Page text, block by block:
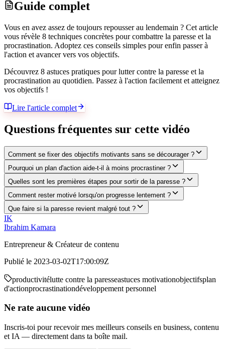
Guide complet
Vous en avez assez de toujours repousser au lendemain ? Cet article
vous révèle 8 techniques concrètes pour combattre la paresse et la
procrastination. Adoptez ces conseils simples pour enfin passer à
l'action et avancer vers vos objectifs.
Découvrez 8 astuces pratiques pour lutter contre la paresse et la
procrastination au quotidien. Passez à l'action facilement et atteignez
vos objectifs !
Lire l'article complet
Questions fréquentes sur cette vidéo
Comment se fixer des objectifs motivants sans se décourager ?
Pourquoi un plan d'action aide-t-il à moins procrastiner ?
Quelles sont les premières étapes pour sortir de la paresse ?
Comment rester motivé lorsqu'on progresse lentement ?
Que faire si la paresse revient malgré tout ?
IK
Ibrahim Kamara
Entrepreneur & Créateur de contenu
Publié le 2023-03-02T17:00:09Z
productivitélutte contre la paresseastuces motivationobjectifsplan
d'actionprocrastinationdéveloppement personnel
Ne rate aucune vidéo
Inscris-toi pour recevoir mes meilleurs conseils en business, contenu
et IA — directement dans ta boîte mail.